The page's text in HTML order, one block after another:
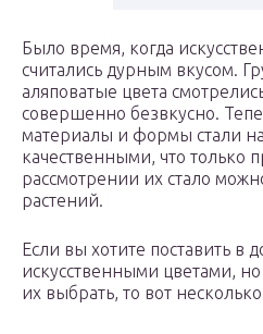
Было время, когда
считались дурным вкусом.
аляповатые цвета
совершенно безвкусно.
материалы и формы стали
качественными, что только
рассмотрении их стало
растений.
Если вы хотите поставить в
искусственными цветами,
их выбрать, то вот